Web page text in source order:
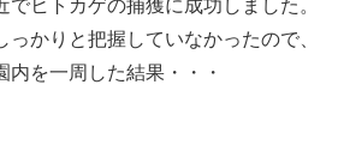
でヒトカゲの捕獲に成功しました。
かりと把握していなかったので、
内を一周した結果・・・